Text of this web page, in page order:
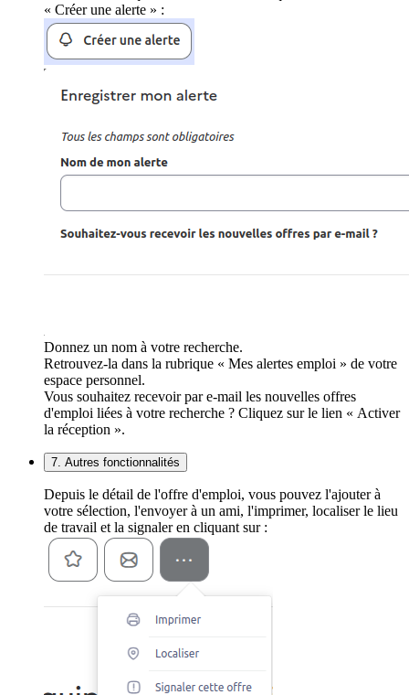
« Créer une alerte » :
Donnez un nom à votre recherche.
Retrouvez-la dans la rubrique « Mes alertes emploi » de votre
espace personnel.
Vous souhaitez recevoir par e-mail les nouvelles offres
d'emploi liées à votre recherche ? Cliquez sur le lien « Activer
la réception ».
7. Autres fonctionnalités
Depuis le détail de l'offre d'emploi, vous pouvez l'ajouter à
votre sélection, l'envoyer à un ami, l'imprimer, localiser le lieu
de travail et la signaler en cliquant sur :